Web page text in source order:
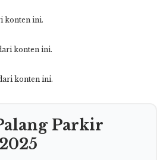
konten ini.
konten ini.
konten ini.
Parkir